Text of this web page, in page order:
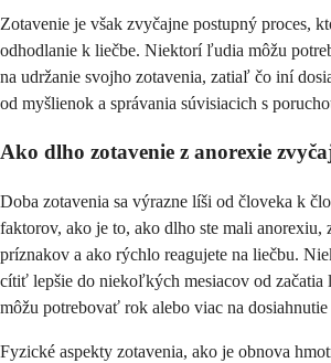
Zotavenie je však zvyčajne postupný proces,
odhodlanie k liečbe. Niektorí ľudia môžu
na udržanie svojho zotavenia, zatiaľ čo iní
od myšlienok a správania súvisiacich s
Ako dlho zotavenie z anorexie
Doba zotavenia sa výrazne líši od človeka k
faktorov, ako je to, ako dlho ste mali anorexiu,
príznakov a ako rýchlo reagujete na liečbu.
cítiť lepšie do niekoľkých mesiacov od
môžu potrebovať rok alebo viac na
Fyzické aspekty zotavenia, ako je obnova